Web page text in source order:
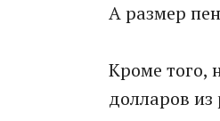
А размер
Кроме того,
долларов